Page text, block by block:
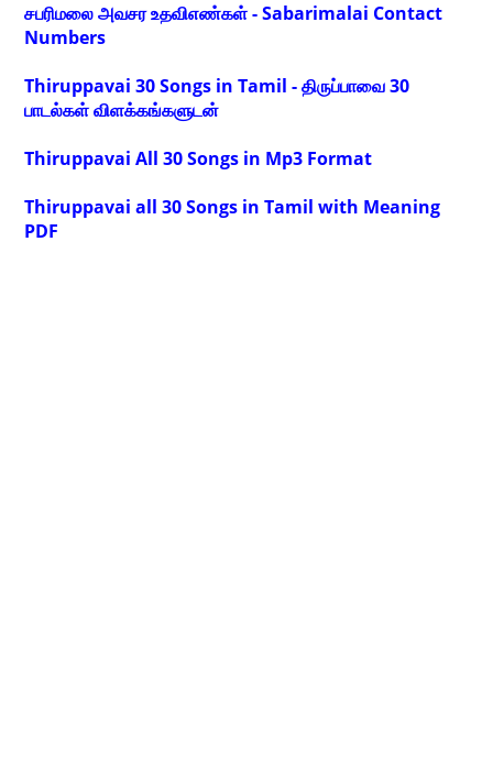
சபரிமலை அவசர உதவிஎண்கள் - Sabarimalai Contact
Numbers
Thiruppavai 30 Songs in Tamil - திருப்பாவை 30
பாடல்கள் விளக்கங்களுடன்
Thiruppavai All 30 Songs in Mp3 Format
Thiruppavai all 30 Songs in Tamil with Meaning
PDF